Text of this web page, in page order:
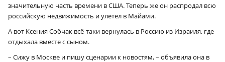
значительную часть времени в США. Теперь же он распродал всю
российскую недвижимость и улетел в Майами.
А вот Ксения Собчак всё-таки вернулась в Россию из Израиля, где
отдыхала вместе с сыном.
– Сижу в Москве и пишу сценарии к новостям, – объявила она в